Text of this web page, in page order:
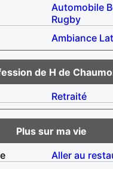
Automobile
Rugby
Ambiance
de H de
Retraité
Plus sur ma vie
Aller au